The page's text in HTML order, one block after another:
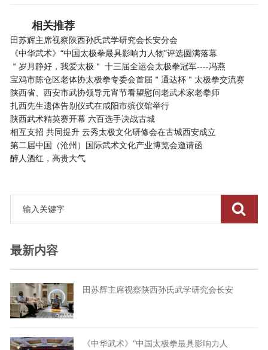
相关推荐
田苏辉主席视察陕西孙氏武学研究会长安分会
《中华武术》“中国太极拳最具影响力人物”评选圆满落幕
＂岁月静好，我爱太极＂ 十三届全运会太极拳冠军----冯燕
宝鸡市陈仓区老体协太极拳专委会首届＂通达杯＂太极拳交流赛
陕西省、西安市武协领导元宵节看望慰问老武术家老拳师
扎西先生遗体告别仪式在咸阳市殡仪馆举行
陕西武术精英赛开幕 六百选手决战古城
相互支招 共同提升 云秀太极文化研修会在古城西安成立
第二届中国（沧州）国际武术文化产业博览会邀请函
醉人酒红，高贵大气
最新内容
田苏辉主席视察陕西孙氏武学研究会长安
《中华武术》“中国太极拳最具影响力人